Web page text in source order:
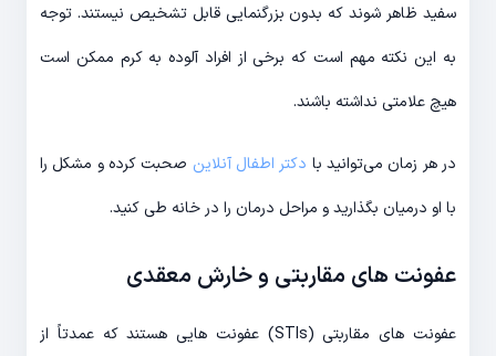
سفید ظاهر شوند که بدون بزرگنمایی قابل تشخیص نیستند. توجه
به این نکته مهم است که برخی از افراد آلوده به کرم ممکن است
هیچ علامتی نداشته باشند.
در هر زمان می‌توانید با دکتر اطفال آنلاین صحبت کرده و مشکل را
با او درمیان بگذارید و مراحل درمان را در خانه طی کنید.
عفونت های مقاربتی و خارش معقدی
عفونت های مقاربتی (STIs) عفونت هایی هستند که عمدتاً از